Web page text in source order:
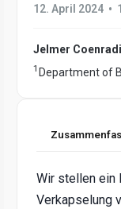
12. April 2024 •
Jelmer
1 Department of
Wir stellen ein
Verkapselung